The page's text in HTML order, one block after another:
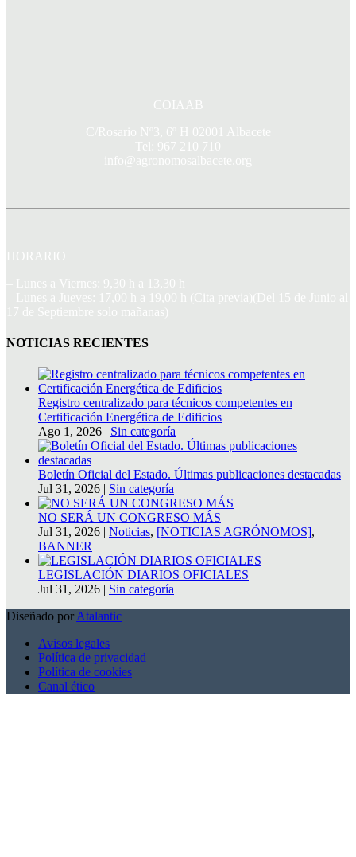
COIAAB
C/Rosario Nº3, 6º H 02001 Albacete
Tel: 967 210 710
info@agronomosalbacete.org
HORARIO
– Lunes a Viernes: 9,30 h a 13,30 h
– Lunes a Jueves: 17,00 h a 19,00 h (Cita previa)(Del 15 de Junio al
17 de Septiembre solo mañanas)
NOTICIAS RECIENTES
Registro centralizado para técnicos competentes en
Certificación Energética de Edificios
Ago 1, 2026 | Sin categoría
Boletín Oficial del Estado. Últimas publicaciones destacadas
Jul 31, 2026 | Sin categoría
NO SERÁ UN CONGRESO MÁS
Jul 31, 2026 | Noticias, [NOTICIAS AGRÓNOMOS],
BANNER
LEGISLACIÓN DIARIOS OFICIALES
Jul 31, 2026 | Sin categoría
Diseñado por Atalantic
Avisos legales
Política de privacidad
Política de cookies
Canal ético